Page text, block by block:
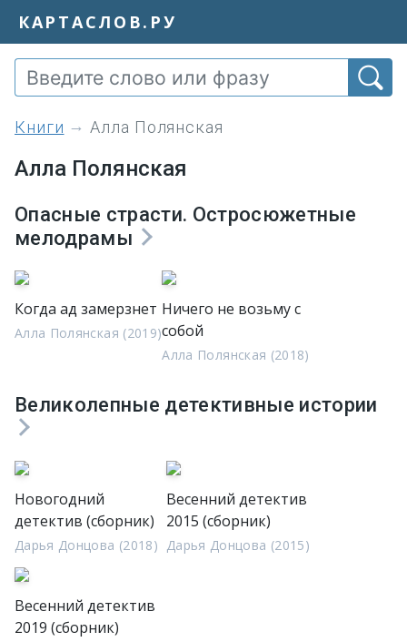
КАРТАСЛОВ.РУ
книги Алла Полянская
Алла Полянская
Опасные страсти. Остросюжетные
мелодрамы
Когда ад замерзнет
Алла Полянская (2019)
Ничего не возьму с
собой
Алла Полянская (2018)
Великолепные детективные истории
Новогодний
детектив (сборник)
Дарья Донцова (2018)
Весенний детектив
2015 (сборник)
Дарья Донцова (2015)
Весенний детектив
2019 (сборник)